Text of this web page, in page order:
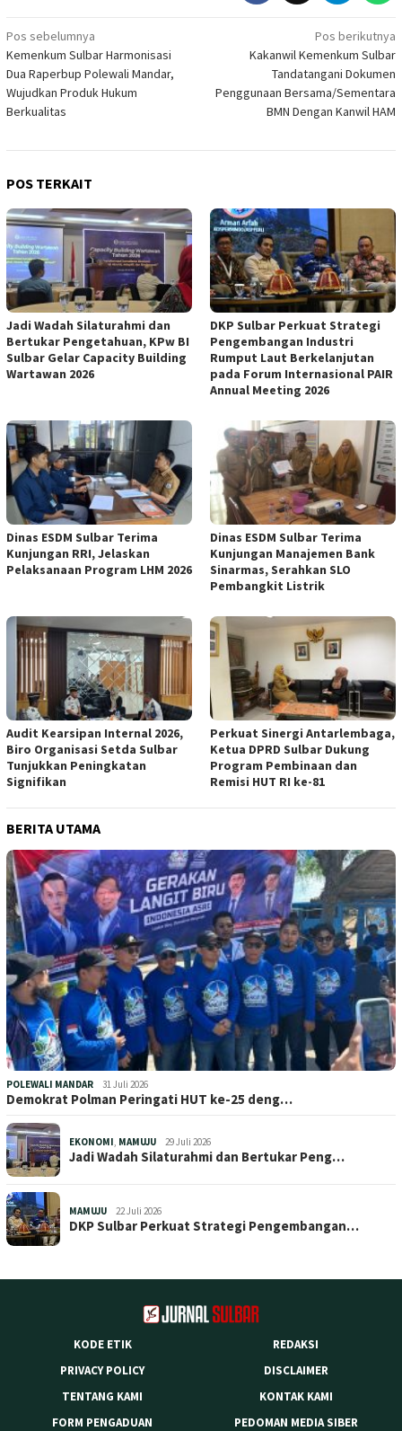
Navigasi
pos
Pos sebelumnya
Kemenkum Sulbar Harmonisasi
Dua Raperbup Polewali Mandar,
Wujudkan Produk Hukum
Berkualitas
Pos berikutnya
Kakanwil Kemenkum Sulbar
Tandatangani Dokumen
Penggunaan Bersama/Sementara
BMN Dengan Kanwil HAM
POS TERKAIT
Jadi Wadah Silaturahmi dan
Bertukar Pengetahuan, KPw BI
Sulbar Gelar Capacity Building
Wartawan 2026
DKP Sulbar Perkuat Strategi
Pengembangan Industri
Rumput Laut Berkelanjutan
pada Forum Internasional PAIR
Annual Meeting 2026
Dinas ESDM Sulbar Terima
Kunjungan RRI, Jelaskan
Pelaksanaan Program LHM 2026
Dinas ESDM Sulbar Terima
Kunjungan Manajemen Bank
Sinarmas, Serahkan SLO
Pembangkit Listrik
Audit Kearsipan Internal 2026,
Biro Organisasi Setda Sulbar
Tunjukkan Peningkatan
Signifikan
Perkuat Sinergi Antarlembaga,
Ketua DPRD Sulbar Dukung
Program Pembinaan dan
Remisi HUT RI ke-81
BERITA UTAMA
POLEWALI MANDAR 31 Juli 2026
Demokrat Polman Peringati HUT ke-25 deng…
EKONOMI, MAMUJU 29 Juli 2026
Jadi Wadah Silaturahmi dan Bertukar Peng…
MAMUJU 22 Juli 2026
DKP Sulbar Perkuat Strategi Pengembangan…
KODE ETIK
REDAKSI
PRIVACY POLICY
DISCLAIMER
TENTANG KAMI
KONTAK KAMI
FORM PENGADUAN
PEDOMAN MEDIA SIBER